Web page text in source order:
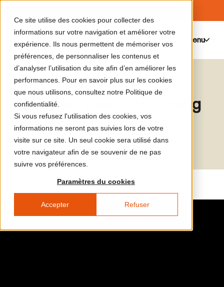
Ce site utilise des cookies pour collecter des
informations sur votre navigation et améliorer votre
expérience. Ils nous permettent de mémoriser vos
préférences, de personnaliser les contenus et
d’analyser l’utilisation du site afin d’en améliorer les
performances. Pour en savoir plus sur les cookies
que nous utilisons, consultez notre Politique de
confidentialité.
Si vous refusez l'utilisation des cookies, vos
informations ne seront pas suivies lors de votre
visite sur ce site. Un seul cookie sera utilisé dans
votre navigateur afin de se souvenir de ne pas
suivre vos préférences.
Paramètres du cookies
Accepter Refuser
Menu
Le catalogue de médiasCarl Cheng
"Contrer" avec Carl Cheng
et Alex Klein